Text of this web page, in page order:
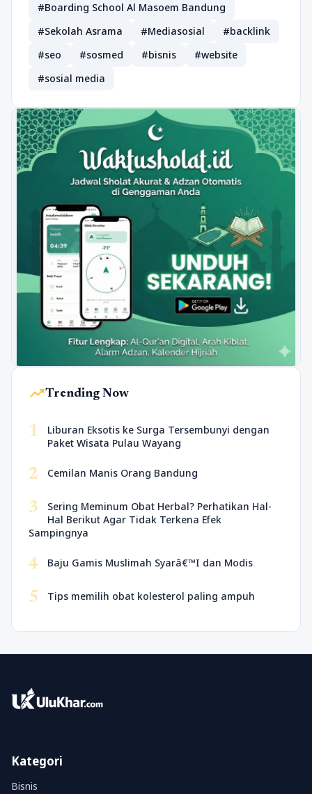
#Boarding School Al Masoem Bandung
#Sekolah Asrama
#Mediasosial
#backlink
#seo
#sosmed #bisnis
#website
#sosial media
trending_upTrending Now
1
Liburan Eksotis ke Surga Tersembunyi dengan
Paket Wisata Pulau Wayang
2 Cemilan Manis Orang Bandung
3
Sering Meminum Obat Herbal? Perhatikan Hal-
Hal Berikut Agar Tidak Terkena Efek
Sampingnya
4 Baju Gamis Muslimah Syarâ€™I dan Modis
5 Tips memilih obat kolesterol paling ampuh
Kategori
Bisnis